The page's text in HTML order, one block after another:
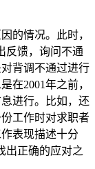
情况。此时，
反馈，询问不通
背调不通过进行
在2001年之前，
进行。比如，还
工作时对求职者
表现描述十分
出正确的应对之